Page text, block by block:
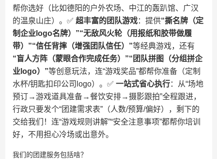
帮你选好（比如德阳的户外农场、中江的轰趴馆、广汉
的温泉山庄）。✅ ​ ​超丰富的团队游戏​​：提供​​“撕名牌（定
制企业logo名牌）”“无敌风火轮（用报纸和胶带做履
带）”“信任背摔（增强团队信任）”​​等经典游戏，还有​
“盲人方阵（蒙眼合作完成任务）”“团队拼图（分组拼企
业logo）”​​等创意玩法，连“游戏奖品”都帮你准备（定制
水杯/钥匙扣印公司logo）。✅ ​ ​一站式省心执行​​：从“场地
预订→游戏道具准备→餐饮安排→摄影跟拍”全程跟进，
行政只要发个“团建需求表”（人数/预算/偏好），剩下的
交给我们！连“游戏规则讲解”“安全注意事项”都帮你培训
好，不用担心冷场或出意外。
我们的团建服务包括啥？